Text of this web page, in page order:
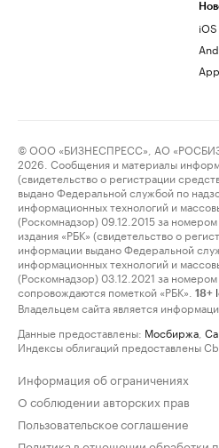
iOS
© ООО «БИЗНЕСПРЕСС», АО
2026. Сообщения и материалы
(свидетельство о регистрации
выдано Федеральной службой по
информационных технологий и
(Роскомнадзор) 09.12.2015 за
издания «РБК» (свидетельство о
информации выдано Федеральной
информационных технологий и
(Роскомнадзор) 03.12.2021 за
сопровождаются пометкой «РБК».
18+
Владельцем сайта является
Данные предоставлены: Мосбиржа
Индексы облигаций предоставлены
Информация об ограничениях
О соблюдении авторских прав
Пользовательское соглашение